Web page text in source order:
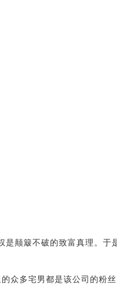
是颠簸不破的致富真理。于
众多宅男都是该公司的粉